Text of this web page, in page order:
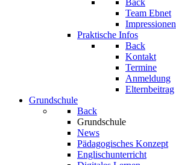
Back
Team Ebnet
Impressionen
Praktische Infos
Back
Kontakt
Termine
Anmeldung
Elternbeitrag
Grundschule
Back
Grundschule
News
Pädagogisches Konzept
Englischunterricht